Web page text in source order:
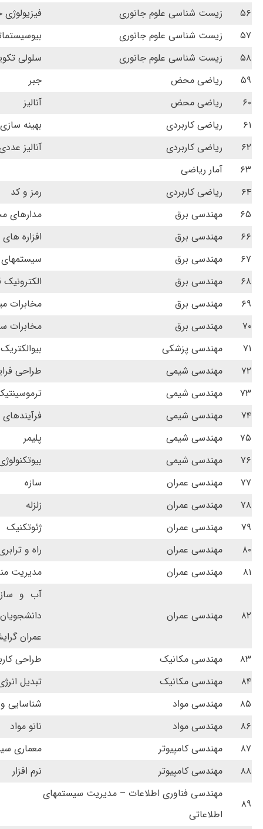
۵۶ زیست شناسی علوم جانوری
۵۷
زیست شناسی علوم جانوری
۵۸
زیست شناسی علوم جانوری
سلولی
۵۹
ریاضی محض
جبر
۶۰
ریاضی محض
آنالیز
۶۱
ریاضی کاربردی
بهینه
۶۲
ریاضی کاربردی
آنالیز
۶۳
آمار ریاضی
۶۴
ریاضی کاربردی
رمز و کد
۶۵
مهندسی برق
مدارهای
۶۶
مهندسی برق
افزاره
۶۷
مهندسی برق
۶۸
مهندسی برق
۶۹
مهندسی برق
مخابرات
۷۰
مهندسی برق
مخابرات
۷۱
مهندسی پزشکی
بیوالکتریک
۷۲
مهندسی شیمی
طراحی
۷۳
مهندسی شیمی
۷۴
مهندسی شیمی
۷۵
مهندسی شیمی
پلیمر
۷۶
مهندسی شیمی
۷۷
مهندسی عمران
سازه
۷۸
مهندسی عمران
زلزله
۷۹
مهندسی عمران
ژئوتکنیک
۸۰
مهندسی عمران
راه و
۸۱
مهندسی عمران مدیریت
۸۲ مهندسی عمران
آب و
عمران
۸۳
مهندسی مکانیک
طراحی
۸۴
مهندسی مکانیک
تبدیل
۸۵
مهندسی مواد
شناسایی
۸۶
مهندسی مواد
نانو مواد
۸۷
مهندسی کامپیوتر
معماری
۸۸
مهندسی کامپیوتر نرم افزار
۸۹
مهندسی فناوری اطلاعات – مدیریت سیستمهای
اطلاعاتی